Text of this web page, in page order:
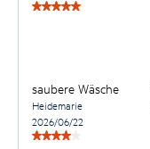
saubere Wäsche
Heidemarie
2026/06/22